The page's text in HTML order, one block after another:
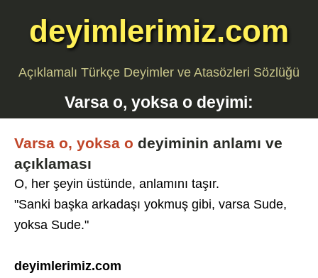
deyimlerimiz.com
Açıklamalı Türkçe Deyimler ve Atasözleri Sözlüğü
Varsa o, yoksa o deyimi:
Varsa o, yoksa o deyiminin anlamı ve
açıklaması
O, her şeyin üstünde, anlamını taşır.
"Sanki başka arkadaşı yokmuş gibi, varsa Sude,
yoksa Sude."
deyimlerimiz.com